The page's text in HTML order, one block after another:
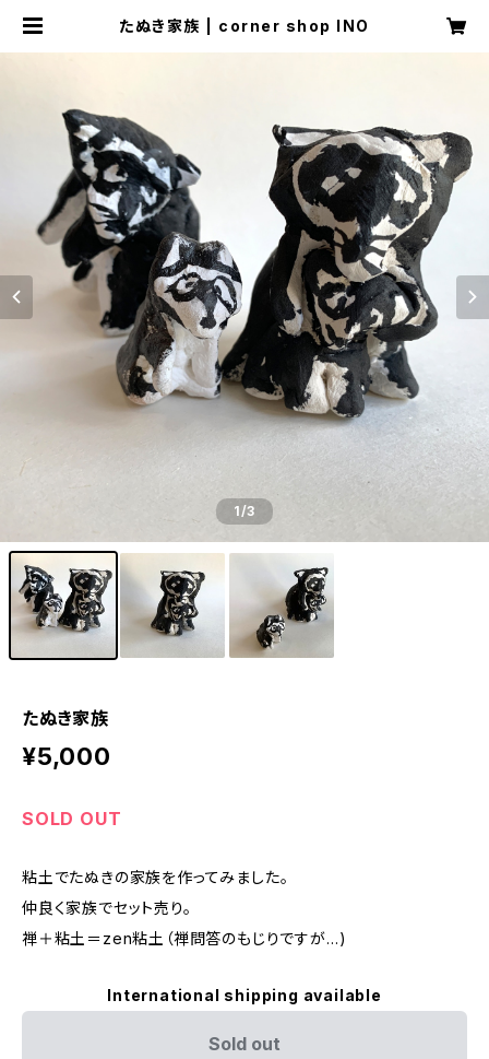
たぬき家族 | corner shop INO
1/3
たぬき家族
¥5,000
SOLD OUT
粘土でたぬきの家族を作ってみました。
仲良く家族でセット売り。
禅＋粘土＝zen粘土（禅問答のもじりですが…)
International shipping available
Sold out